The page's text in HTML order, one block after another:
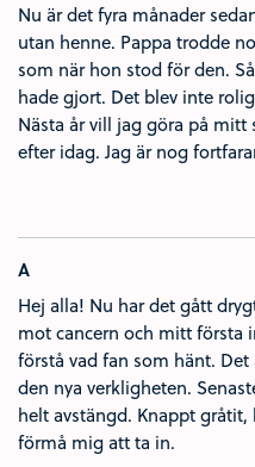
Nu är det fyra månader
utan henne. Pappa trodde
som när hon stod för den.
hade gjort. Det blev inte
Nästa år vill jag göra på mitt
efter idag. Jag är nog
A
Hej alla! Nu har det gått
mot cancern och mitt första
förstå vad fan som hänt.
den nya verkligheten.
helt avstängd. Knappt
förmå mig att ta in.